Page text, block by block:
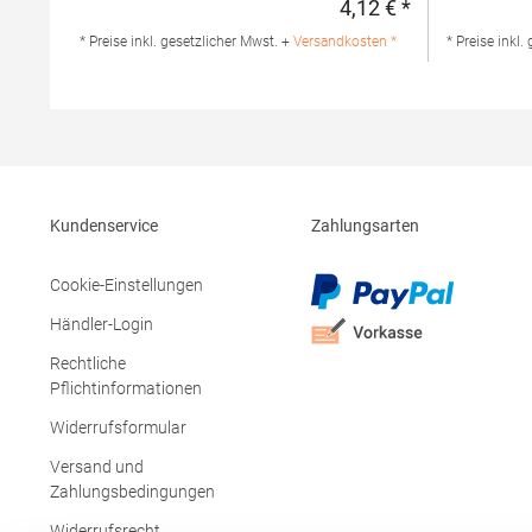
Produktsicherheit: Herst.-Nr.: B296Hersteller:
Regulärer Preis:
4,12 € *
* Preise inkl. gesetzlicher Mwst. + Versandkosten *
Italia
di Piave
* Preise inkl.
Kundenservice
Cookie-Einstellungen
Händler-Login
Rechtliche
Pflichtinformationen
Widerrufsformular
Versand und
Zahlungsbedingungen
Zahlungsarten